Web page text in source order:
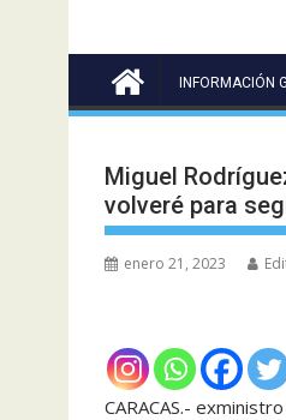
INFORMACIÓN
Miguel
volveré para
enero 21, 2023
CARACAS.-